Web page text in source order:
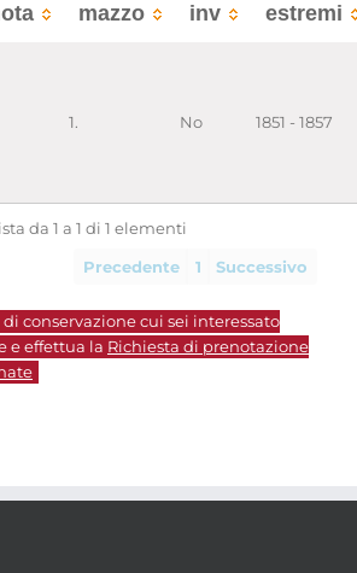
mazzo inv estremi
1. No 1851 - 1857
da 1 a 1 di 1 elementi
Precedente 1 Successivo
conservazione cui sei interessato
e effettua la Richiesta di prenotazione